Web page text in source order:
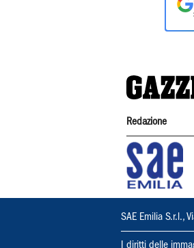
Redazione
SAE Emilia S.r.l.,
I diritti delle